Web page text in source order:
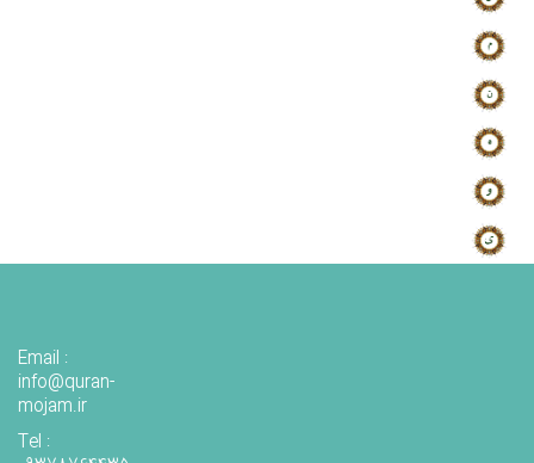
Email :
info@quran-
mojam.ir
Tel :